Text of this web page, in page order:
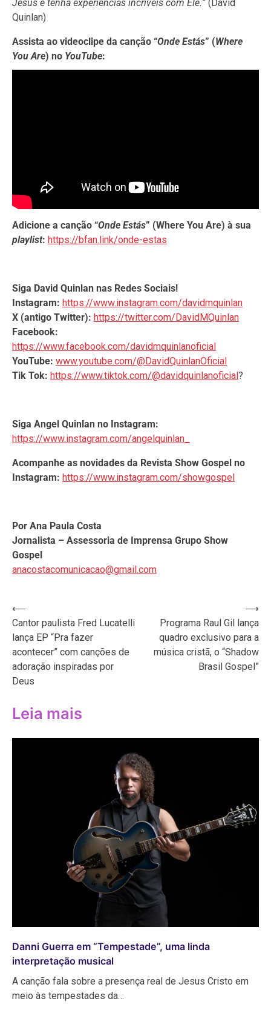
Jesus e tenha experiências incríveis com Ele.” (David
Quinlan)
Assista ao videoclipe da canção “Onde Estás” (Where
You Are) no YouTube:
Adicione a canção “Onde Estás” (Where You Are) à sua
playlist: https://bfan.link/onde-estas
Siga David Quinlan nas Redes Sociais!
Instagram: https://www.instagram.com/davidmquinlan
X (antigo Twitter): https://twitter.com/DavidMQuinlan
Facebook:
https://www.facebook.com/davidmquinlanoficial
YouTube: www.youtube.com/@DavidQuinlanOficial
Tik Tok: https://www.tiktok.com/@davidquinlanoficial ?
Siga Angel Quinlan no Instagram:
https://www.instagram.com/angelquinlan_
Acompanhe as novidades da Revista Show Gospel no
Instagram: https://www.instagram.com/showgospel
Por Ana Paula Costa
Jornalista – Assessoria de Imprensa Grupo Show
Gospel
anacostacomunicacao@gmail.com
Navegação
de
Post
⟵
Cantor paulista Fred Lucatelli
lança EP “Pra fazer
acontecer” com canções de
adoração inspiradas por
Deus
Programa Raul Gil lança
quadro exclusivo para a
música cristã, o “Shadow
Brasil Gospel”
⟶
Leia mais
Danni Guerra em “Tempestade”, uma linda
interpretação musical
A canção fala sobre a presença real de Jesus Cristo em
meio às tempestades da…